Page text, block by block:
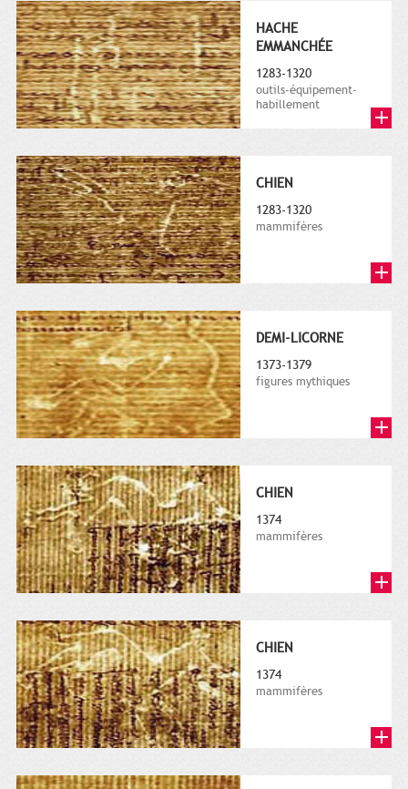
HACHE
EMMANCHÉE
1283-1320
outils-équipement-
habillement
CHIEN
1283-1320
mammifères
DEMI-LICORNE
1373-1379
figures mythiques
CHIEN
1374
mammifères
CHIEN
1374
mammifères